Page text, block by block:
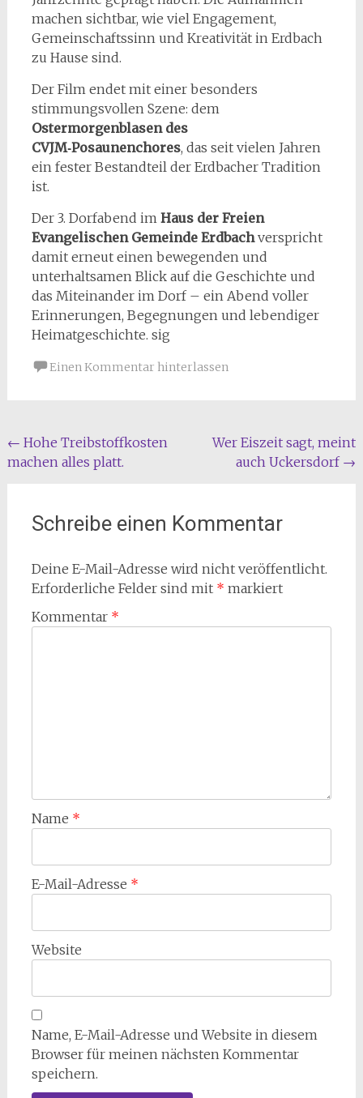
machen sichtbar, wie viel Engagement,
Gemeinschaftssinn und Kreativität in Erdbach
zu Hause sind.
Der Film endet mit einer besonders
stimmungsvollen Szene: dem
Ostermorgenblasen des
CVJM‑Posaunenchores, das seit vielen Jahren
ein fester Bestandteil der Erdbacher Tradition
ist.
Der 3. Dorfabend im Haus der Freien
Evangelischen Gemeinde Erdbachverspricht
damit erneut einen bewegenden und
unterhaltsamen Blick auf die Geschichte und
das Miteinander im Dorf – ein Abend voller
Erinnerungen, Begegnungen und lebendiger
Heimatgeschichte. sig
Einen Kommentar hinterlassen
Beitragsnavigation
← Hohe Treibstoffkosten
machen alles platt.
Wer Eiszeit sagt, meint
auch Uckersdorf →
Schreibe einen Kommentar
Deine E-Mail-Adresse wird nicht veröffentlicht.
Erforderliche Felder sind mit * markiert
Kommentar *
Name *
E-Mail-Adresse *
Website
Name, E-Mail-Adresse und Website in diesem
Browser für meinen nächsten Kommentar
speichern.